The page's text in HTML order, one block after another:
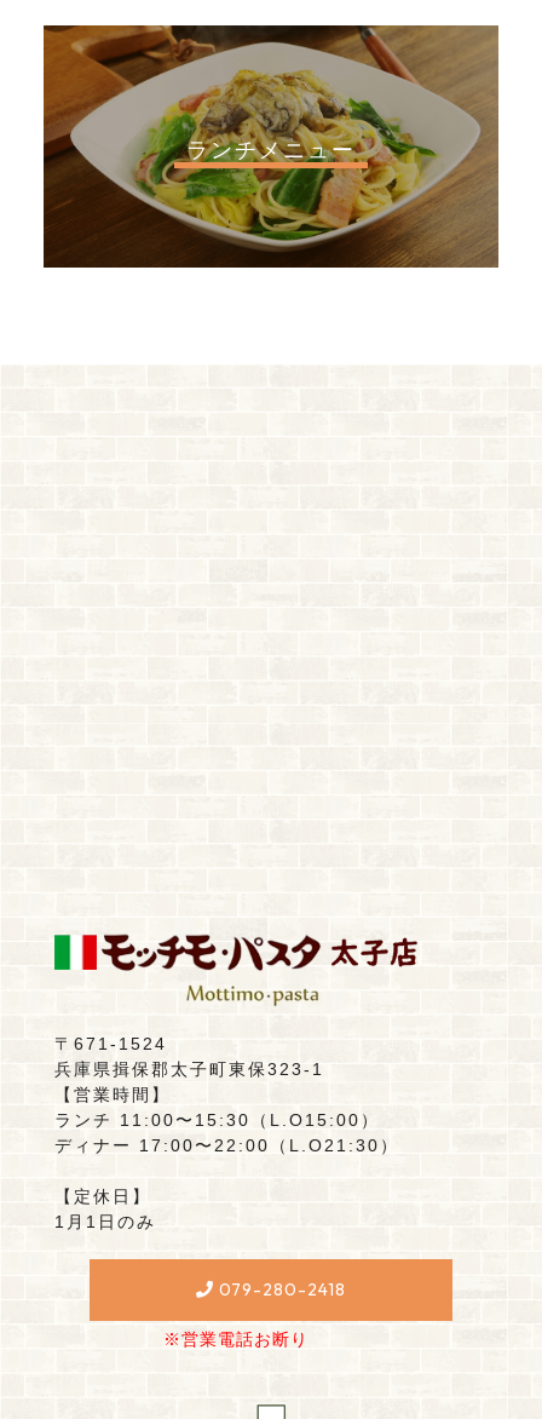
ランチメニュー
〒671-1524
兵庫県揖保郡太子町東保323-1
【営業時間】
ランチ 11:00〜15:30（L.O15:00）
ディナー 17:00〜22:00（L.O21:30）
【定休日】
1月1日のみ
079-280-2418
※営業電話お断り